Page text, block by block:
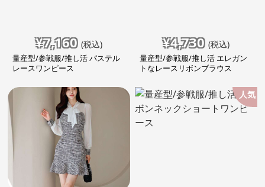
¥7,160 (税込)
量産型/参戦服/推し活 パステル
レースワンピース
¥4,730 (税込)
量産型/参戦服/推し活 エレガン
トなレースリボンブラウス
人気